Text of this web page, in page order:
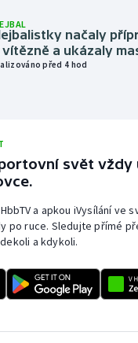
načaly
vítězně a ukázaly
před 4 hod
svět vždy
a apkou iVysílání ve
po ruce. Sledujte přímé
a kdykoli.